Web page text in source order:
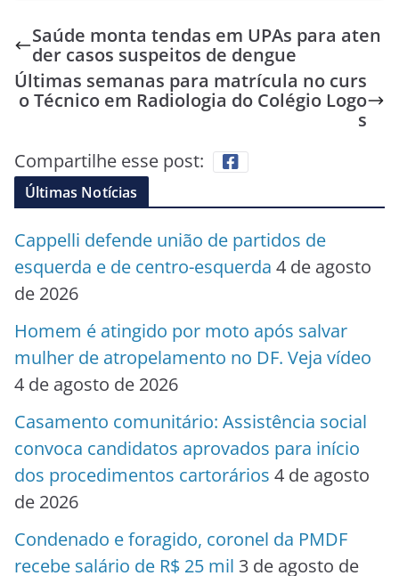
Saúde monta tendas em UPAs para aten
der casos suspeitos de dengue
Últimas semanas para matrícula no curs
o Técnico em Radiologia do Colégio Logo
s
Compartilhe esse post:
Últimas Notícias
Cappelli defende união de partidos de
esquerda e de centro-esquerda 4 de agosto
de 2026
Homem é atingido por moto após salvar
mulher de atropelamento no DF. Veja vídeo
4 de agosto de 2026
Casamento comunitário: Assistência social
convoca candidatos aprovados para início
dos procedimentos cartorários 4 de agosto
de 2026
Condenado e foragido, coronel da PMDF
recebe salário de R$ 25 mil 3 de agosto de